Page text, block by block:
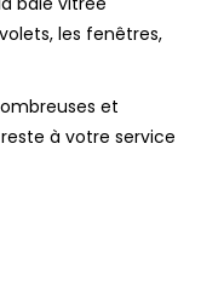
les fenêtres,
et
à votre service